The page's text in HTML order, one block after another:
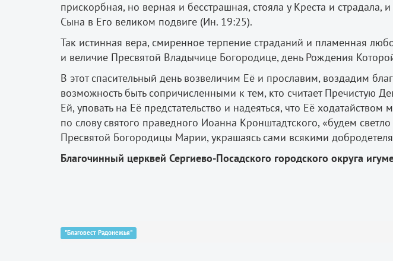
прискорбная, но верная и бесстрашная, стояла у Креста и
Сына в Его великом подвиге (Ин. 19:25).
Так истинная вера, смиренное терпение страданий и пламенная
и величие Пресвятой Владычице Богородице, день Рождения
В этот спасительный день возвеличим Её и прославим, воздадим
возможность быть сопричисленными к тем, кто считает Пречистую
Ей, уповать на Её предстательство и надеяться, что Её
по слову святого праведного Иоанна Кронштадтского, «будем
Пресвятой Богородицы Марии, украшаясь сами всякими
Благочинный церквей Сергиево-Посадского городского округа
"Благовест Радонежья"